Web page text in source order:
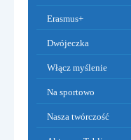
Dzień Babci i Dziadka
Erasmus+
Dwójeczka
Włącz myślenie
Na sportowo
Nasza twórczość